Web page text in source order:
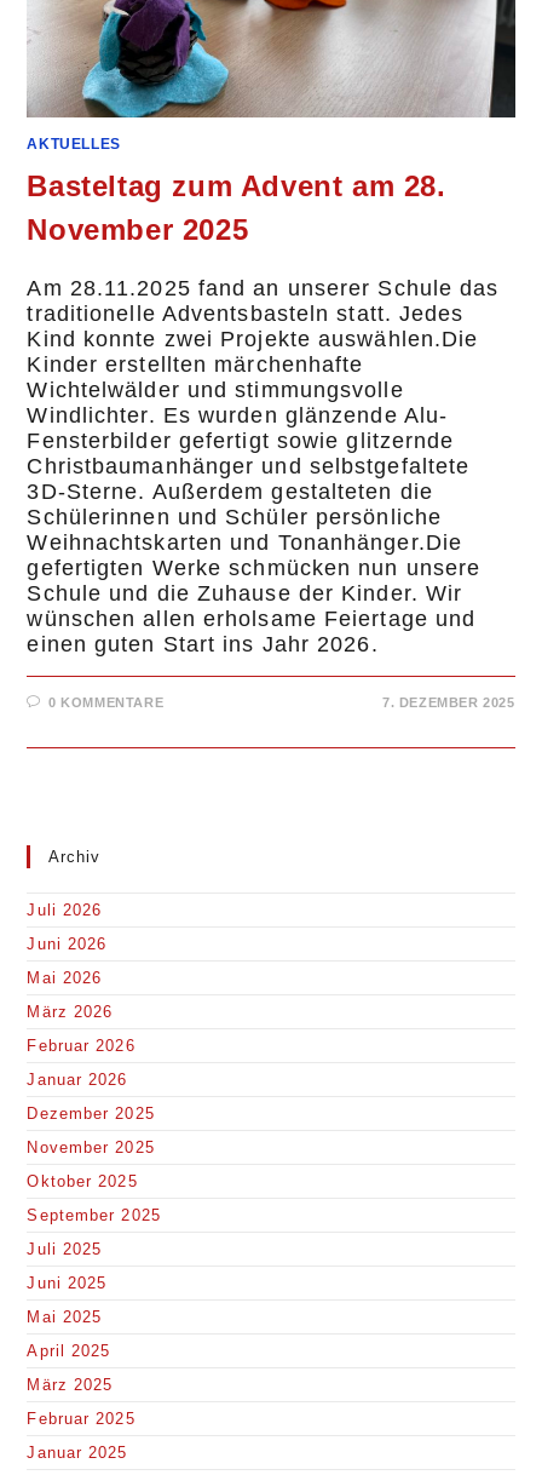
AKTUELLES
Basteltag zum Advent am 28.
November 2025
Am 28.11.2025 fand an unserer Schule das
traditionelle Adventsbasteln statt. Jedes
Kind konnte zwei Projekte auswählen.Die
Kinder erstellten märchenhafte
Wichtelwälder und stimmungsvolle
Windlichter. Es wurden glänzende Alu-
Fensterbilder gefertigt sowie glitzernde
Christbaumanhänger und selbstgefaltete
3D-Sterne. Außerdem gestalteten die
Schülerinnen und Schüler persönliche
Weihnachtskarten und Tonanhänger.Die
gefertigten Werke schmücken nun unsere
Schule und die Zuhause der Kinder. Wir
wünschen allen erholsame Feiertage und
einen guten Start ins Jahr 2026.
0 KOMMENTARE 7. DEZEMBER 2025
Archiv
Juli 2026
Juni 2026
Mai 2026
März 2026
Februar 2026
Januar 2026
Dezember 2025
November 2025
Oktober 2025
September 2025
Juli 2025
Juni 2025
Mai 2025
April 2025
März 2025
Februar 2025
Januar 2025